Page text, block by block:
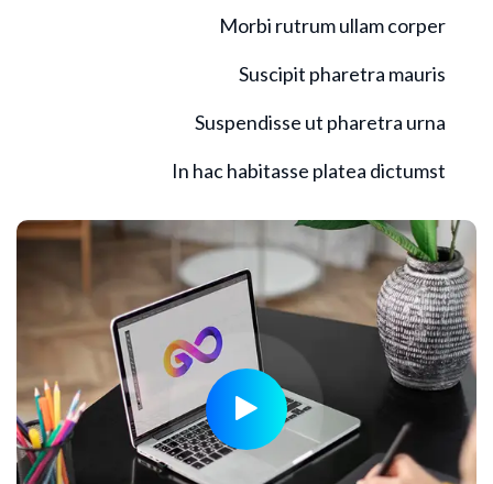
Morbi rutrum ullam corper
Suscipit pharetra mauris
Suspendisse ut pharetra urna
In hac habitasse platea dictumst